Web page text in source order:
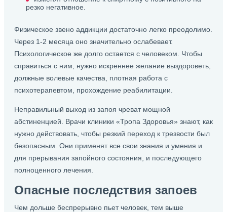
резко негативное.
Физическое звено аддикции достаточно легко преодолимо.
Через 1-2 месяца оно значительно ослабевает.
Психологическое же долго остается с человеком. Чтобы
справиться с ним, нужно искреннее желание выздороветь,
должные волевые качества, плотная работа с
психотерапевтом, прохождение реабилитации.
Неправильный выход из запоя чреват мощной
абстиненцией. Врачи клиники «Тропа Здоровья» знают, как
нужно действовать, чтобы резкий переход к трезвости был
безопасным. Они применят все свои знания и умения и
для прерывания запойного состояния, и последующего
полноценного лечения.
Опасные последствия запоев
Чем дольше беспрерывно пьет человек, тем выше